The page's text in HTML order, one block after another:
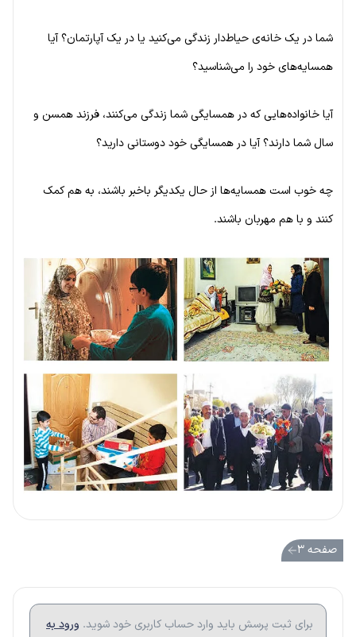
شما در یک خانه‌ی حیاط‌دار زندگی می‌کنید یا در یک آپارتمان؟ آیا
همسایه‌های خود را می‌شناسید؟
آیا خانواده‌هایی که در همسایگی شما زندگی می‌کنند، فرزند همسن و
سال شما دارند؟ آیا در همسایگی خود دوستانی دارید؟
چه خوب است همسایه‌ها از حال یکدیگر باخبر باشند، به هم کمک
کنند و با هم مهربان باشند.
صفحه ۳
برای ثبت پرسش باید وارد حساب کاربری خود شوید. ورود به